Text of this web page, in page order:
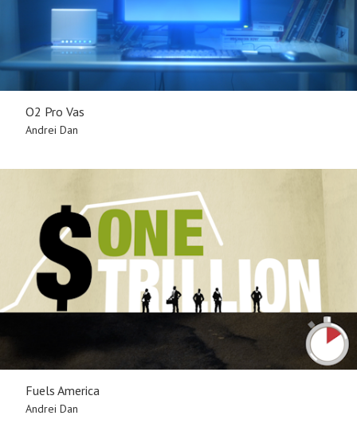
O2 Pro Vas
Andrei Dan
Fuels America
Andrei Dan